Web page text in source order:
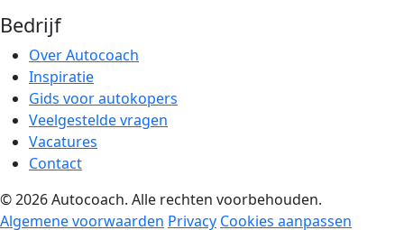
Bedrijf
Over Autocoach
Inspiratie
Gids voor autokopers
Veelgestelde vragen
Vacatures
Contact
© 2026 Autocoach. Alle rechten voorbehouden.
Algemene voorwaarden Privacy Cookies aanpassen